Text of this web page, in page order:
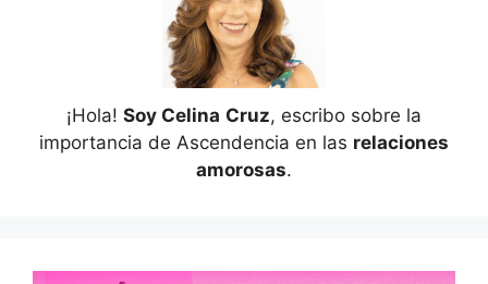
¡Hola! Soy Celina Cruz, escribo sobre la
importancia de Ascendencia en las relaciones
amorosas.